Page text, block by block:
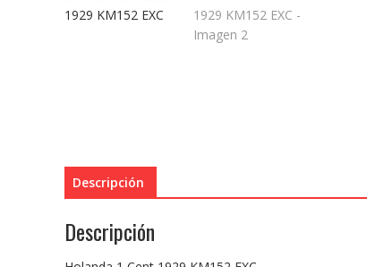
Descripción
Descripción